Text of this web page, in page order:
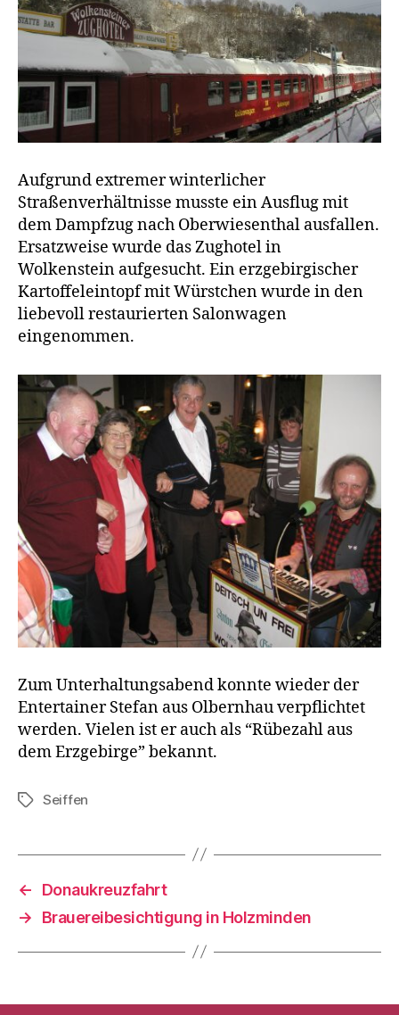
Aufgrund extremer winterlicher
Straßenverhältnisse musste ein Ausflug mit
dem Dampfzug nach Oberwiesenthal ausfallen.
Ersatzweise wurde das Zughotel in
Wolkenstein aufgesucht. Ein erzgebirgischer
Kartoffeleintopf mit Würstchen wurde in den
liebevoll restaurierten Salonwagen
eingenommen.
Zum Unterhaltungsabend konnte wieder der
Entertainer Stefan aus Olbernhau verpflichtet
werden. Vielen ist er auch als “Rübezahl aus
dem Erzgebirge” bekannt.
Schlagwörter
Seiffen
←
Donaukreuzfahrt
→
Brauereibesichtigung in Holzminden